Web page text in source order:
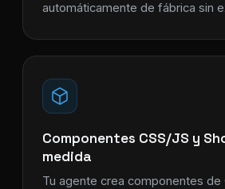
automáticamente de fábrica sin
Componentes CSS/JS y
medida
Tu agente crea componentes de